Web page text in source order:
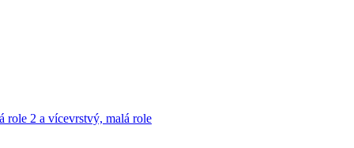
role 2 a vícevrstvý, malá role